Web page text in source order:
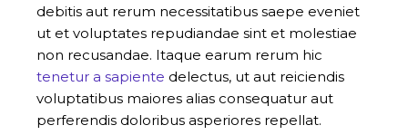
debitis aut rerum necessitatibus saepe eveniet
ut et voluptates repudiandae sint et molestiae
non recusandae. Itaque earum rerum hic
tenetur a sapiente delectus, ut aut reiciendis
voluptatibus maiores alias consequatur aut
perferendis doloribus asperiores repellat.